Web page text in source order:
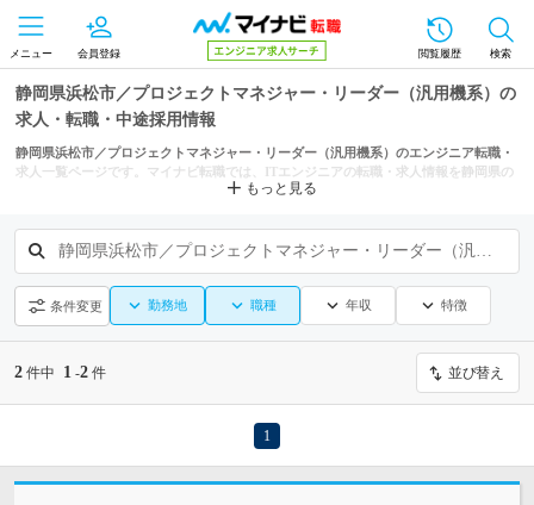
メニュー 会員登録 閲覧履歴 検索
静岡県浜松市／プロジェクトマネジャー・リーダー（汎用機系）の
求人・転職・中途採用情報
静岡県浜松市／プロジェクトマネジャー・リーダー（汎用機系）のエンジニア転職・
求人一覧ページです。マイナビ転職では、ITエンジニアの転職・求人情報を静岡県の
もっと見る
静岡県浜松市／プロジェクトマネジャー・リーダー（汎用機系）
条件変更 勤務地 職種 年収 特徴
2 件中 1 -2 件 並び替え
1